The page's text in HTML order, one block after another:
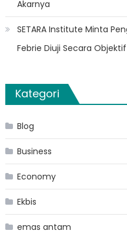
Akarnya
SETARA Institute Minta
Febrie Diuji Secara Objektif
Kategori
Blog
Business
Economy
Ekbis
emas antam